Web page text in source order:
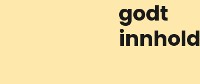
godt
innhold